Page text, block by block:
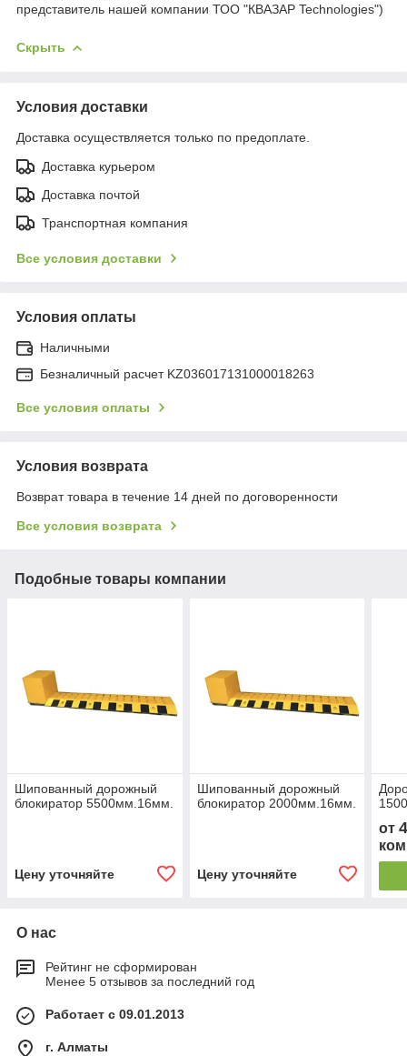
представитель нашей компании ТОО "КВАЗАР Technologies")
Скрыть
Условия доставки
Доставка осуществляется только по предоплате.
Доставка курьером
Доставка почтой
Транспортная компания
Все условия доставки
Условия оплаты
Наличными
Безналичный расчет KZ036017131000018263
Все условия оплаты
Условия возврата
Возврат товара в течение 14 дней по договоренности
Все условия возврата
Подобные товары компании
Шипованный дорожный
блокиратор 5500мм.16мм.
Цену уточняйте
Шипованный дорожный
блокиратор 2000мм.16мм.
Цену уточняйте
от
О нас
Рейтинг не сформирован
Менее 5 отзывов за последний год
Работает с 09.01.2013
г. Алматы